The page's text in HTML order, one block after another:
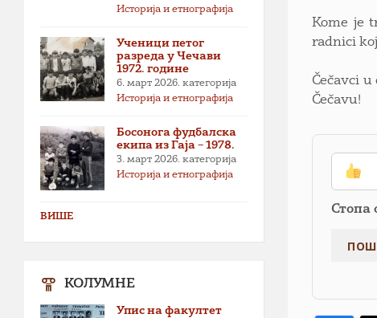
Kome je
radnici
Čečavci
Čečavu!
Стопа
Историја и етнографија
Ученици петог
разреда у Чечави
1972. године
6. март 2026. категорија
Историја и етнографија
Босонога фудбалска
екипа из Гаја – 1978.
3. март 2026. категорија
Историја и етнографија
ВИШЕ
КОЛУМНЕ
Упис на факултет